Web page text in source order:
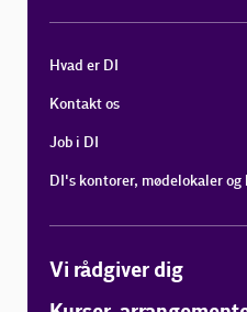
Hvad er DI
Kontakt os
Job i DI
DI's kontorer, mødelokaler
Vi rådgiver dig